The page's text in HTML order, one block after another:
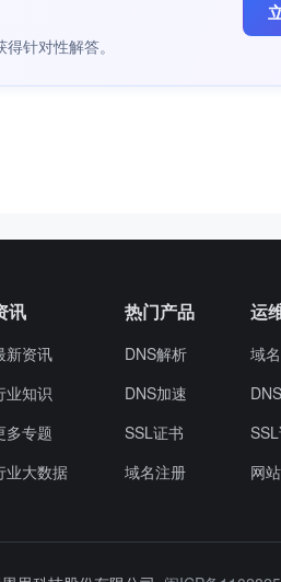
针对性解答。
讯
新资讯
业知识
多专题
业大数据
热门产品
DNS解析
DNS加速
SSL证书
域名注册
运
域
网